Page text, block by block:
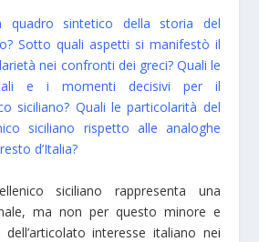
quadro sintetico della storia del
Sotto quali aspetti si manifestò il
nei confronti dei greci? Quali le
e i momenti decisivi per il
siciliano? Quali le particolarità del
siciliano rispetto alle analoghe
d’Italia?
siciliano rappresenta una
ma non per questo minore e
interesse italiano nei